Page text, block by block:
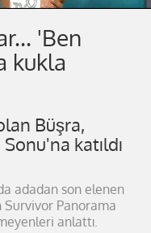
'Ben
kukla
Büşra,
katıldı
adadan son elenen
Survivor Panorama
anlattı.